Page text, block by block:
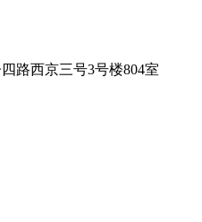
路西京三号3号楼804室